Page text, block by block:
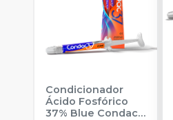
Condicionador
Ácido Fosfórico
37% Blue Condac-